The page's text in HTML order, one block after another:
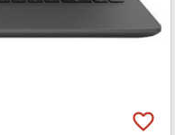
favorite_border